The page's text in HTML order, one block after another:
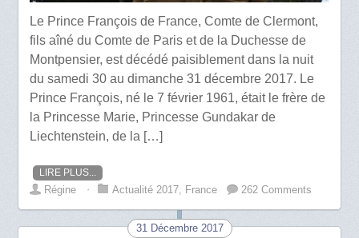
Le Prince François de France, Comte de Clermont,
fils aîné du Comte de Paris et de la Duchesse de
Montpensier, est décédé paisiblement dans la nuit
du samedi 30 au dimanche 31 décembre 2017. Le
Prince François, né le 7 février 1961, était le frère de
la Princesse Marie, Princesse Gundakar de
Liechtenstein, de la […]
LIRE PLUS...
Régine ⋅ Actualité 2017 France 262 Comments
31 Décembre 2017